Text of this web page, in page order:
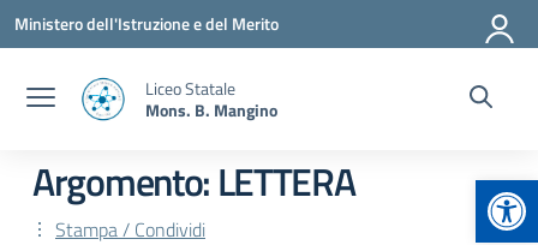
Vai ai contenuti
Vai al menu di navigazione
Vai al footer
Ministero dell'Istruzione e del Merito
Liceo Statale
Mons. B. Mangino
Argomento: LETTERA
Stampa / Condividi